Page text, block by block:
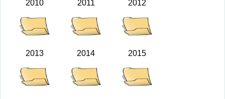
2010 2011 2012
2013 2014 2015